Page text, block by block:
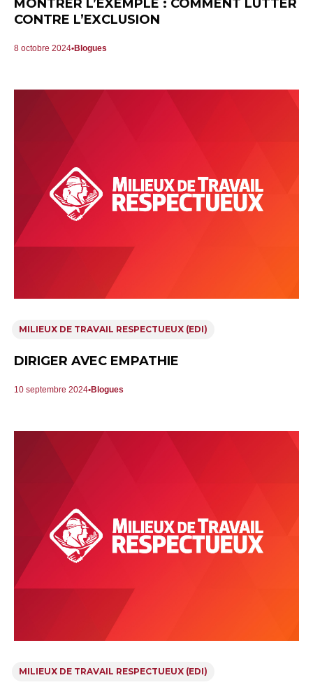
MONTRER L’EXEMPLE : COMMENT LUTTER
CONTRE L’EXCLUSION
8 octobre 2024 Blogues
MILIEUX DE TRAVAIL RESPECTUEUX (EDI)
DIRIGER AVEC EMPATHIE
10 septembre 2024 Blogues
MILIEUX DE TRAVAIL RESPECTUEUX (EDI)